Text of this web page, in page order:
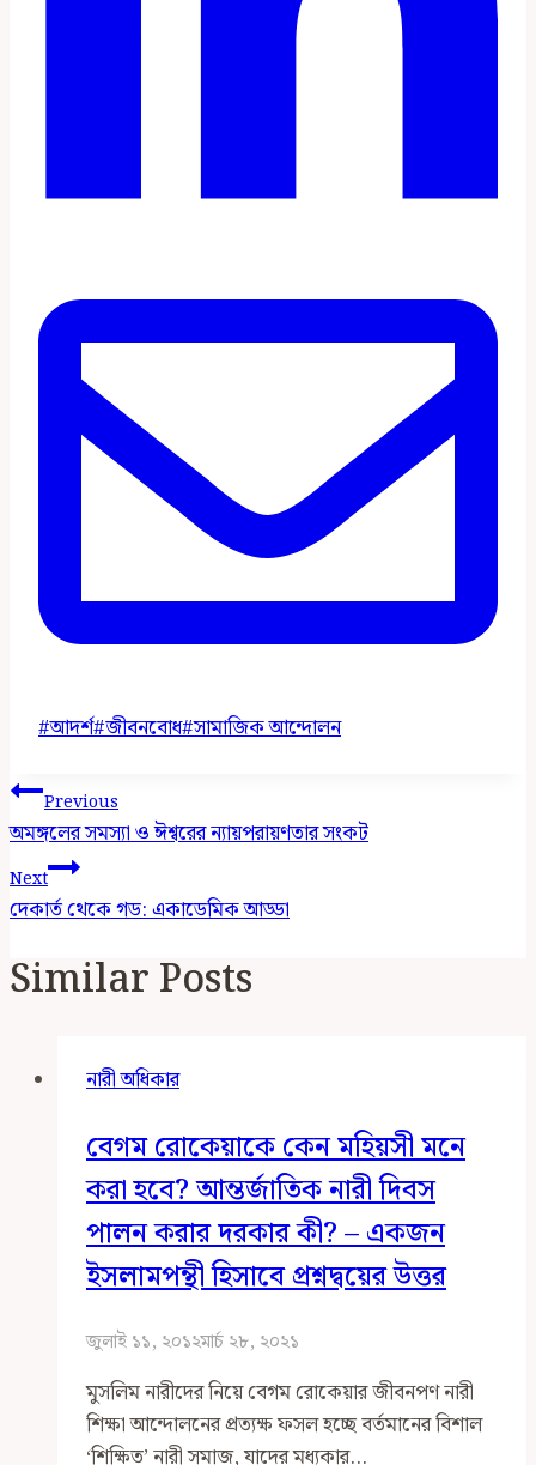
Post
#আদর্শ#জীবনবোধ#সামাজিক আন্দোলন
Post
Navigation
Previous
অমঙ্গলের সমস্যা ও ঈশ্বরের ন্যায়পরায়ণতার সংকট
Next
দেকার্ত থেকে গড: একাডেমিক আড্ডা
Similar Posts
নারী অধিকার
বেগম রোকেয়াকে কেন মহিয়সী মনে
করা হবে? আন্তর্জাতিক নারী দিবস
পালন করার দরকার কী? – একজন
ইসলামপন্থী হিসাবে প্রশ্নদ্বয়ের উত্তর
জুলাই ১১, ২০১২মার্চ ২৮, ২০২১
মুসলিম নারীদের নিয়ে বেগম রোকেয়ার জীবনপণ নারী
শিক্ষা আন্দোলনের প্রত্যক্ষ ফসল হচ্ছে বর্তমানের বিশাল
‘শিক্ষিত’ নারী সমাজ, যাদের মধ্যকার…